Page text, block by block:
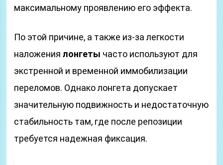
максимальному проявлению его эффекта.
По этой причине, а также из-за легкости
наложениялонгеты часто используют для
экстренной и временной иммобилизации
переломов. Однако лонгета допускает
значительную подвижность и недостаточную
стабильность там, где после репозиции
требуется надежная фиксация.